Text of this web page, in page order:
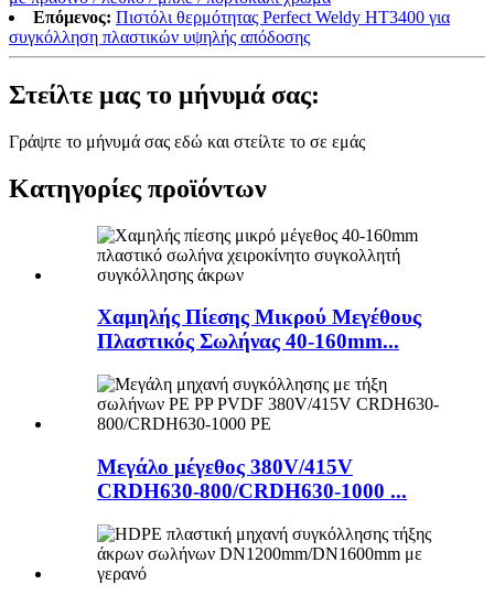
Επόμενος: Πιστόλι θερμότητας Perfect Weldy HT3400 για
συγκόλληση πλαστικών υψηλής απόδοσης
Στείλτε μας το μήνυμά σας:
Γράψτε το μήνυμά σας εδώ και στείλτε το σε εμάς
Κατηγορίες προϊόντων
Χαμηλής Πίεσης Μικρού Μεγέθους
Πλαστικός Σωλήνας 40-160mm...
Μεγάλο μέγεθος 380V/415V
CRDH630-800/CRDH630-1000 ...